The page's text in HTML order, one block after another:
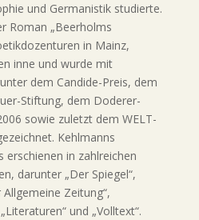
und Germanistik studierte.
Roman „Beerholms
in Mainz,
inne und wurde mit
dem Candide-Preis, dem
Stiftung, dem Doderer-
sowie zuletzt dem WELT-
Kehlmanns
erschienen in zahlreichen
darunter „Der Spiegel“,
Allgemeine Zeitung“,
und „Volltext“.